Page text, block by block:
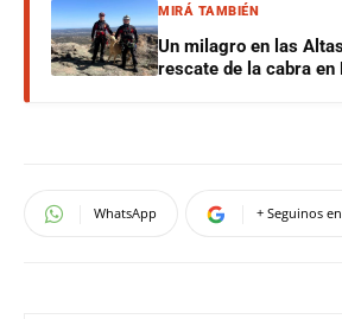
MIRÁ TAMBIÉN
Un milagro en las
rescate de la cabra en
WhatsApp + Seguinos